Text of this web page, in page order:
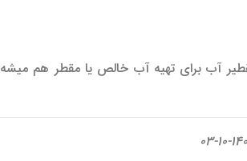
آب برای تهیه آب خالص یا مقطر هم میشه
1401-